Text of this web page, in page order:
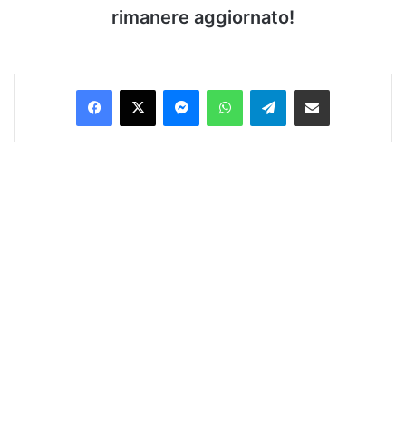
rimanere aggiornato!
Facebook
X MessengerWhatsAppTelegramCondividi via Email